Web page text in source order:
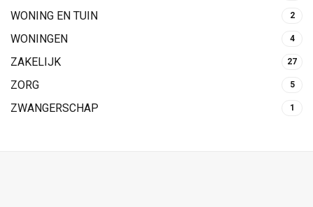
WONING EN TUIN 2
WONINGEN 4
ZAKELIJK 27
ZORG 5
ZWANGERSCHAP 1